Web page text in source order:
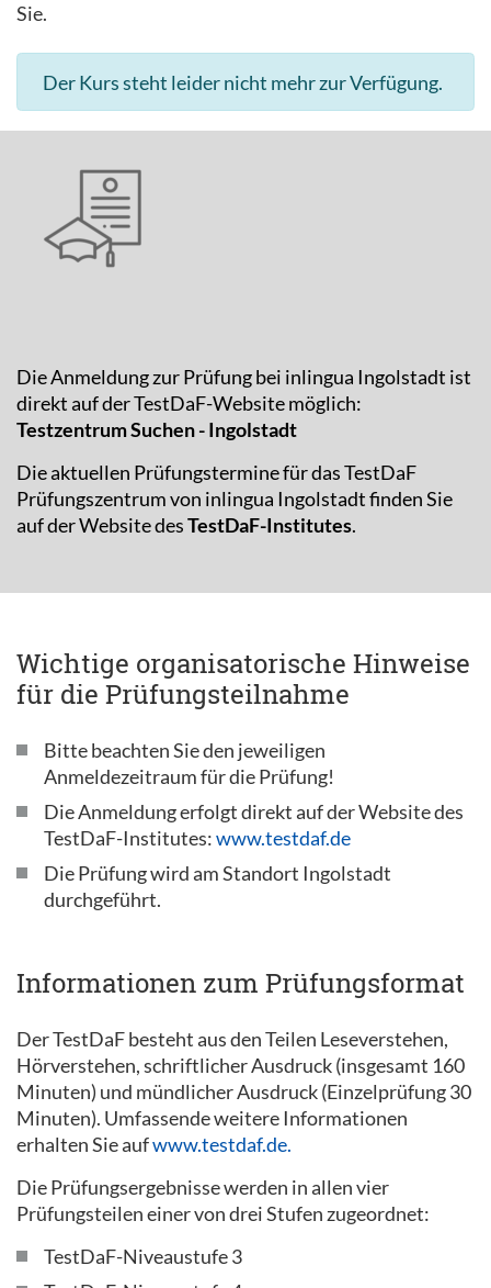
Sie.
Der Kurs steht leider nicht mehr zur Verfügung.
Die Anmeldung zur Prüfung bei inlingua Ingolstadt ist
direkt auf der TestDaF-Website möglich:
Testzentrum Suchen - Ingolstadt
Die aktuellen Prüfungstermine für das TestDaF
Prüfungszentrum von inlingua Ingolstadt finden Sie
auf der Website desTestDaF-Institutes.
Wichtige organisatorische Hinweise
für die Prüfungsteilnahme
Bitte beachten Sie den jeweiligen
Anmeldezeitraum für die Prüfung!
Die Anmeldung erfolgt direkt auf der Website des
TestDaF-Institutes:www.testdaf.de
Die Prüfung wird am Standort Ingolstadt
durchgeführt.
Informationen zum Prüfungsformat
Der TestDaF besteht aus den Teilen Leseverstehen,
Hörverstehen, schriftlicher Ausdruck (insgesamt 160
Minuten) und mündlicher Ausdruck (Einzelprüfung 30
Minuten). Umfassende weitere Informationen
erhalten Sie aufwww.testdaf.de.
Die Prüfungsergebnisse werden in allen vier
Prüfungsteilen einer von drei Stufen zugeordnet:
TestDaF-Niveaustufe 3